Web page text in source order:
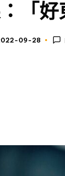
「好
09-28